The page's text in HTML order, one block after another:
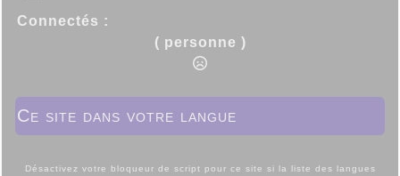
Connectés :
( personne )
Ce site dans votre langue
Désactivez votre bloqueur de script pour ce site si la liste des langues